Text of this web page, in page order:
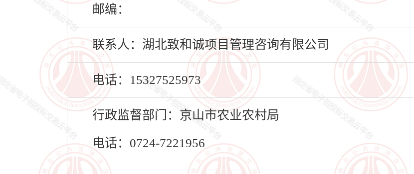
邮编：
联系人：湖北致和诚项目管理咨询有限公司
电话：15327525973
行政监督部门：京山市农业农村局
电话：0724-7221956